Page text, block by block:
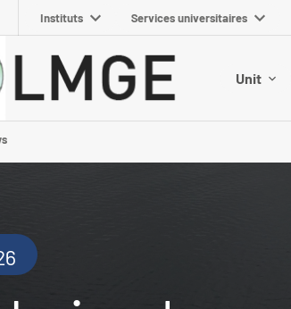
Instituts Services universitaires
Unit